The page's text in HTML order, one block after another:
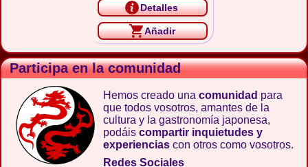
Detalles
Añadir
Participa en la comunidad
Hemos creado una comunidad para
que todos vosotros, amantes de la
cultura y la gastronomía japonesa,
podáis compartir inquietudes y
experiencias con otros como vosotros.
Redes Sociales